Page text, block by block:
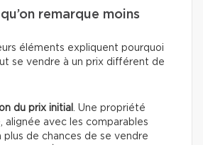
remarque moins
éléments expliquent pourquoi
se vendre à un prix différent de
du prix initial . Une propriété
alignée avec les comparables
plus de chances de se vendre